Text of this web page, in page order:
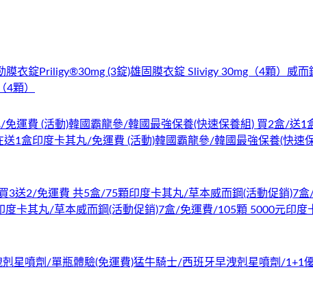
膜衣錠Priligy®30mg (3錠)雄固膜衣錠 Slivigy 30mg（4顆） 威而
4顆）
免運費 (活動)韓國霸龍參/韓國最強保養(快速保養組) 買2盒/送1
1盒印度卡其丸/免運費 (活動)韓國霸龍參/韓國最強保養(快速
3送2/免運費 共5盒/75顆印度卡其丸/草本威而鋼(活動促銷)7
度卡其丸/草本威而鋼(活動促銷)7盒/免運費/105顆 5000元印度
星噴劑/單瓶體驗(免運費)猛牛騎士/西班牙早洩剋星噴劑/1+1